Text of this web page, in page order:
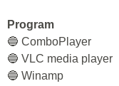
Program
🔵 СomboPlayer
🔵 VLC media player
🔵 Winamp